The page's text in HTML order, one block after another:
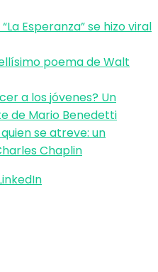
Esperanza” se hizo viral
poema de Walt
a los jóvenes? Un
de Mario Benedetti
se atreve: un
Chaplin